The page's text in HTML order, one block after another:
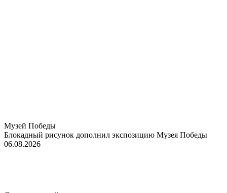
Музей Победы
Блокадный рисунок дополнил экспозицию Музея Победы
06.08.2026